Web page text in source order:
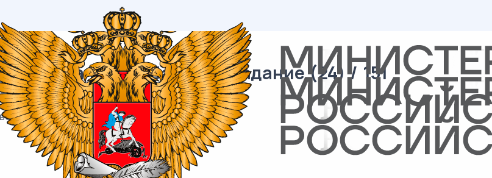
ЕГЭ / База / 19 задание (24) / 151